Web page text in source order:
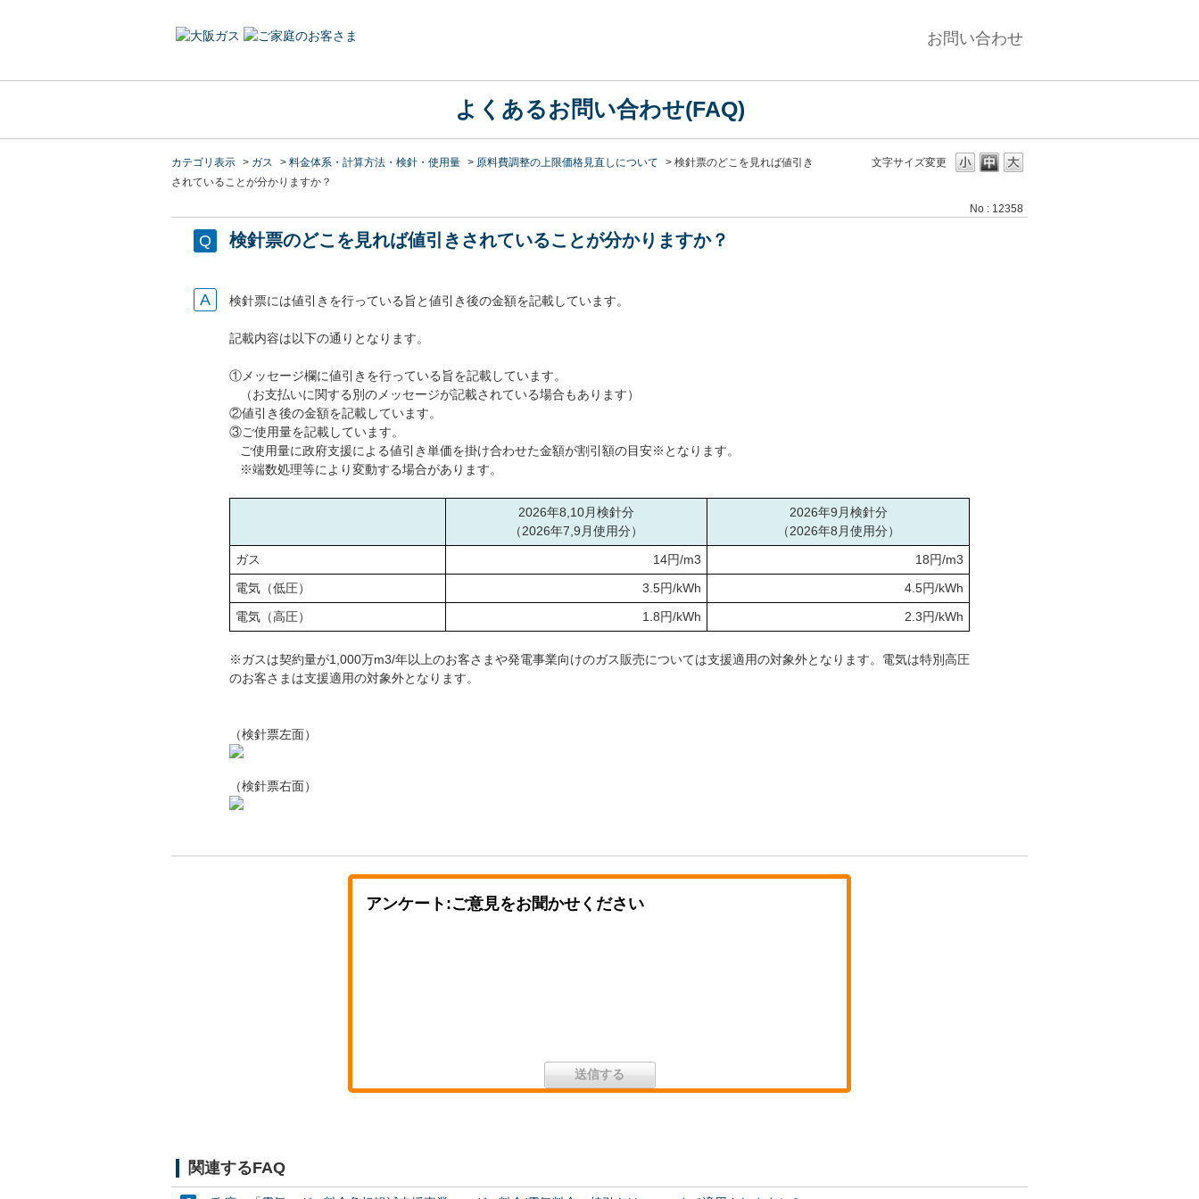
お問い合わせ
よくあるお問い合わせ(FAQ)
文字サイズ変更
カテゴリ表示 > ガス > 料金体系・計算方法・検針・使用量 > 原料費調整の上限価格見直しについて > 検針票のどこを見れば値引き
されていることが分かりますか？
No : 12358
検針票のどこを見れば値引きされていることが分かりますか？
検針票には値引きを行っている旨と値引き後の金額を記載しています。
記載内容は以下の通りとなります。
①メッセージ欄に値引きを行っている旨を記載しています。
（お支払いに関する別のメッセージが記載されている場合もあります）
②値引き後の金額を記載しています。
③ご使用量を記載しています。
ご使用量に政府支援による値引き単価を掛け合わせた金額が割引額の目安※となります。
※端数処理等により変動する場合があります。
2026年8,10月検針分
（2026年7,9月使用分）
2026年9月検針分
（2026年8月使用分）
ガス
14円/m3
18円/m3
電気（低圧）
3.5円/kWh
4.5円/kWh
電気（高圧）
1.8円/kWh 2.3円/kWh
※ガスは契約量が1,000万m3/年以上のお客さまや発電事業向けのガス販売については支援適用の対象外となります。電気は特別高圧
のお客さまは支援適用の対象外となります。
（検針票左面）
（検針票右面）
アンケート:ご意見をお聞かせください
関連するFAQ